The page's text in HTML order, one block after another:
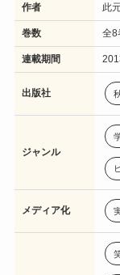
作者 此
巻数 全8
連載期間
出版社
ジャンル
メディア化